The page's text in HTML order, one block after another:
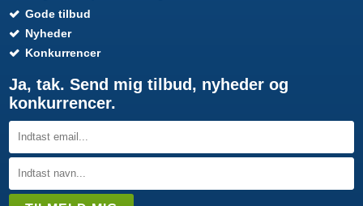
Gode tilbud
Nyheder
Konkurrencer
Ja, tak. Send mig tilbud, nyheder og
konkurrencer.